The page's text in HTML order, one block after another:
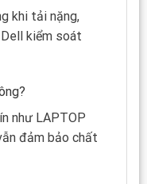
khi tải nặng,
kiểm soát
như LAPTOP
đảm bảo chất